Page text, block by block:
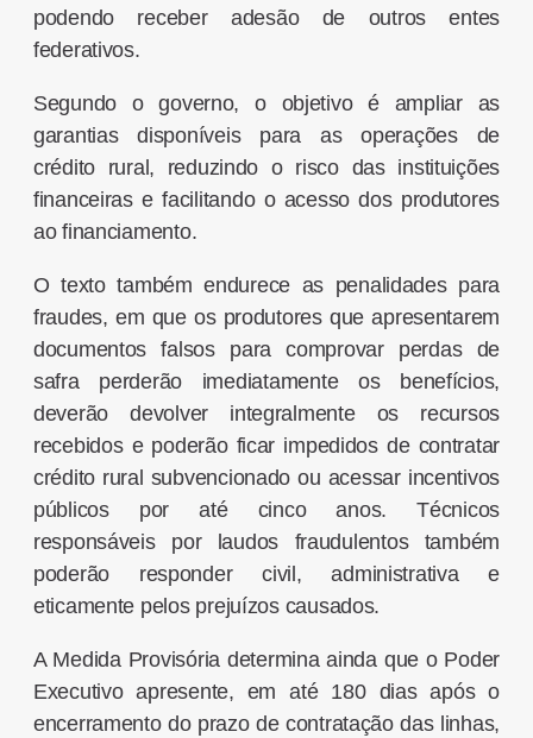
podendo receber adesão de outros entes
federativos.
Segundo o governo, o objetivo é ampliar as
garantias disponíveis para as operações de
crédito rural, reduzindo o risco das instituições
financeiras e facilitando o acesso dos produtores
ao financiamento.
O texto também endurece as penalidades para
fraudes, em que os produtores que apresentarem
documentos falsos para comprovar perdas de
safra perderão imediatamente os benefícios,
deverão devolver integralmente os recursos
recebidos e poderão ficar impedidos de contratar
crédito rural subvencionado ou acessar incentivos
públicos por até cinco anos. Técnicos
responsáveis por laudos fraudulentos também
poderão responder civil, administrativa e
eticamente pelos prejuízos causados.
A Medida Provisória determina ainda que o Poder
Executivo apresente, em até 180 dias após o
encerramento do prazo de contratação das linhas,